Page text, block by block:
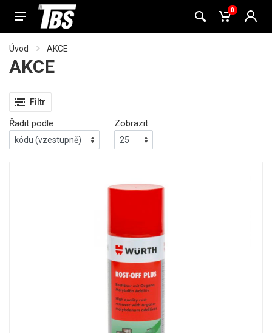
0
Úvod AKCE
AKCE
Filtr
Řadit podle Zobrazit